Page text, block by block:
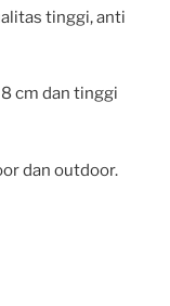
tinggi, anti
cm dan tinggi
dan outdoor.